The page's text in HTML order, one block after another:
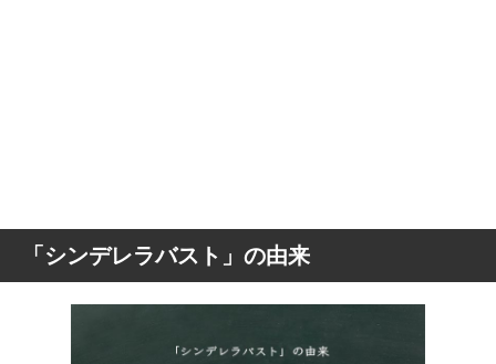
「シンデレラバスト」の由来